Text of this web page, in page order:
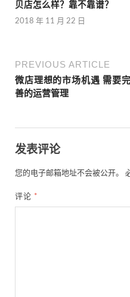
贝店怎么样？靠不靠谱？
2018 年 11 月 22 日
PREVIOUS ARTICLE
微店理想的市场机遇 需要完
善的运营管理
发表评论
您的电子邮箱地址不会被公开。
评论 *